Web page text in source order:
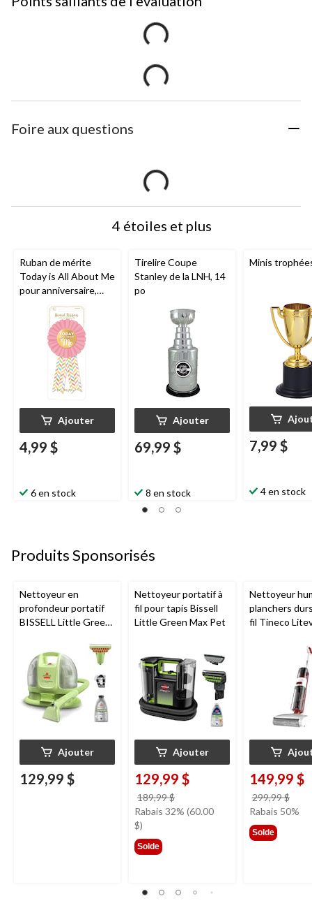
Foire aux questions
4 étoiles et plus
Ruban de mérite
Today is All About Me
pour anniversaire,
rose/doré à chevrons,
taille unique,
accessoire portable
pour anniversaires
Ajouter
4,99 $
6 en stock
Tirelire Coupe
Stanley de la LNH, 14
po
Ajouter
69,99 $
8 en stock
Minis
7,99 $
4 en stock
Produits Sponsorisés
Nettoyeur en
profondeur portatif
BISSELL Little Green
tapis et tissus
d'ameublement
Ajouter
129,99 $
Nettoyeur portatif à
fil pour tapis Bissell
Little Green Max Pet
Ajouter
129,99 $
189,99 $
était
Rabais 32% (60.00
$)
Solde
Nettoyeur
planchers
fil Tineco
149,99 $
299,99 $
était
Rabais 50%
Solde